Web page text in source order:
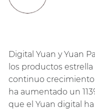
Digital Yuan y Yuan
los productos estrella
continuo crecimiento
ha aumentado un
que el Yuan digital ha